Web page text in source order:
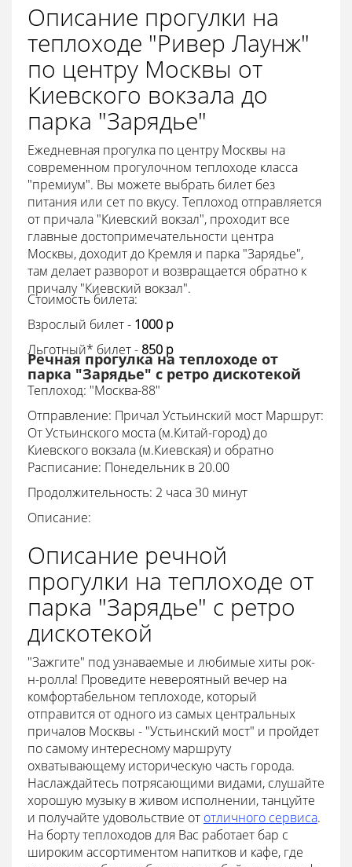
Описание прогулки на
теплоходе "Ривер Лаунж"
по центру Москвы от
Киевского вокзала до
парка "Зарядье"
Ежедневная прогулка по центру Москвы на
современном прогулочном теплоходе класса
"премиум". Вы можете выбрать билет без
питания или сет по вкусу. Теплоход отправляется
от причала "Киевский вокзал", проходит все
главные достопримечательности центра
Москвы, доходит до Кремля и парка "Зарядье",
там делает разворот и возвращается обратно к
причалу "Киевский вокзал".
Стоимость билета:
Взрослый билет - 1000 p
Льготный* билет - 850 p
Речная прогулка на теплоходе от
парка "Зарядье" с ретро дискотекой
Теплоход: "Москва-88"
Отправление: Причал Устьинский мост Маршрут:
От Устьинского моста (м.Китай-город) до
Киевского вокзала (м.Киевская) и обратно
Расписание: Понедельник в 20.00
Продолжительность: 2 часа 30 минут
Описание:
Описание речной
прогулки на теплоходе от
парка "Зарядье" с ретро
дискотекой
"Зажгите" под узнаваемые и любимые хиты рок-
н-ролла! Проведите невероятный вечер на
комфортабельном теплоходе, который
отправится от одного из самых центральных
причалов Москвы - "Устьинский мост" и пройдет
по самому интересному маршруту
охватывающему историческую часть города.
Наслаждайтесь потрясающими видами, слушайте
хорошую музыку в живом исполнении, танцуйте
и получайте удовольствие от отличного сервиса.
На борту теплоходов для Вас работает бар с
широким ассортиментом напитков и кафе, где